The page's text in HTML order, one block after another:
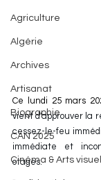
Agriculture
Algérie
Archives
Artisanat
Biographie
CAN 2025
Cinéma & Arts
Ce lundi 25 mars
vient d'approuver la
cessez-le-feu
immédiate et
otages.